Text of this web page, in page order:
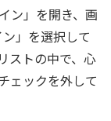
ン」を開き、画
」を選択して
ストの中で、心
ェックを外して